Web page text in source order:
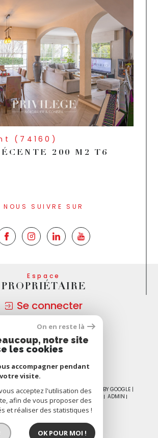
(74160)
200 M2 T6
NOUS SUIVRE SUR
Espace
PROPRIÉTAIRE
Se connecter
Nous
ADHÉRONS
RÉSERVÉS | TRADUCTION POWERED BY GOOGLE |
PLAN DU SITE MENTIONS LÉGALES
ADMIN
POLITIQUE RGPD COOKIES
On en reste là
notre site
les cookies
accompagner pendant
votre visite.
acceptez l'utilisation des
afin de vous proposer des
et réaliser des statistiques !
OK POUR MOI !